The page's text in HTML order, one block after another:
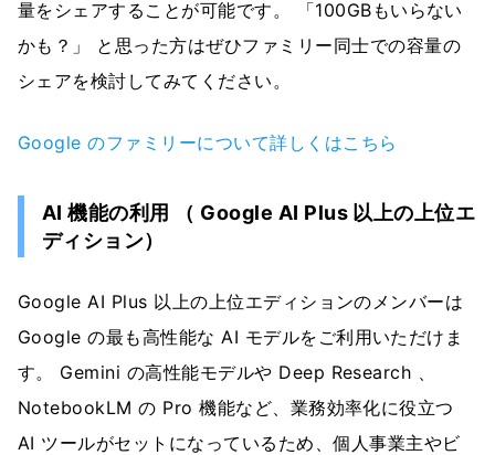
量をシェアすることが可能です。 「100GBもいらない
かも？」 と思った方はぜひファミリー同士での容量の
シェアを検討してみてください。
Google のファミリーについて詳しくはこちら
AI 機能の利用 （ Google AI Plus 以上の上位エ
ディション）
Google AI Plus 以上の上位エディションのメンバーは
Google の最も高性能な AI モデルをご利用いただけま
す。 Gemini の高性能モデルや Deep Research 、
NotebookLM の Pro 機能など、業務効率化に役立つ
AI ツールがセットになっているため、個人事業主やビ